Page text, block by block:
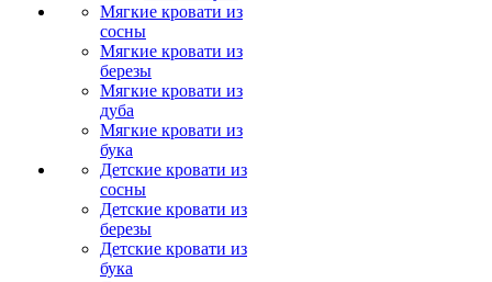
Мягкие кровати из
сосны
Мягкие кровати из
березы
Мягкие кровати из
дуба
Мягкие кровати из
бука
Детские кровати из
сосны
Детские кровати из
березы
Детские кровати из
бука